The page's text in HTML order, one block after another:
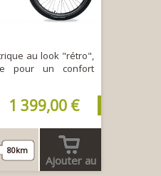
au look "rétro",
pour un confort
1 399,00 €
80km
Ajouter au